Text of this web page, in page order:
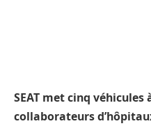
SEAT met cinq
collaborateurs